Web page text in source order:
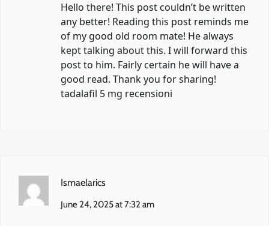
Hello there! This post couldn’t be written
any better! Reading this post reminds me
of my good old room mate! He always
kept talking about this. I will forward this
post to him. Fairly certain he will have a
good read. Thank you for sharing!
tadalafil 5 mg recensioni
Ismaelarics
June 24, 2025 at 7:32 am